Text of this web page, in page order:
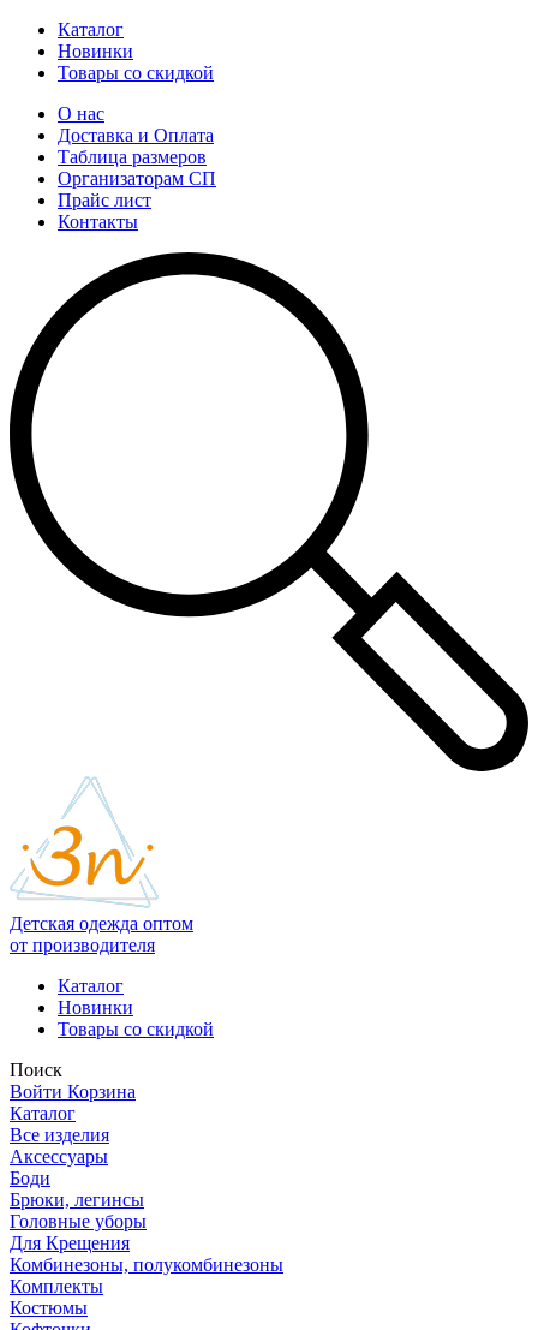
Каталог
Новинки
Товары со скидкой
О нас
Доставка и Оплата
Таблица размеров
Организаторам СП
Прайс лист
Контакты
Детская одежда оптом
от производителя
Каталог
Новинки
Товары со скидкой
Поиск
Войти Корзина
Каталог
Все изделия
Аксесcуары
Боди
Брюки, легинсы
Головные уборы
Для Крещения
Комбинезоны, полукомбинезоны
Комплекты
Костюмы